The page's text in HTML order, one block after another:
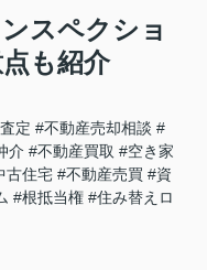
スペクショ
も紹介
定 #不動産売却相談 #
介 #不動産買取 #空き家
古住宅 #不動産売買 #資
#根抵当権 #住み替えロ